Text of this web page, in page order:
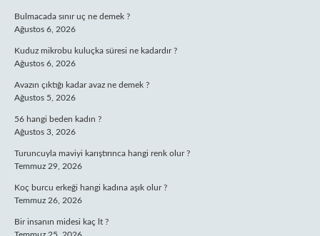
Bulmacada sınır uç ne demek ?
Ağustos 6, 2026
Kuduz mikrobu kuluçka süresi ne kadardır ?
Ağustos 6, 2026
Avazın çıktığı kadar avaz ne demek ?
Ağustos 5, 2026
56 hangi beden kadın ?
Ağustos 3, 2026
Turuncuyla maviyi karıştırınca hangi renk olur ?
Temmuz 29, 2026
Koç burcu erkeği hangi kadına aşık olur ?
Temmuz 26, 2026
Bir insanın midesi kaç lt ?